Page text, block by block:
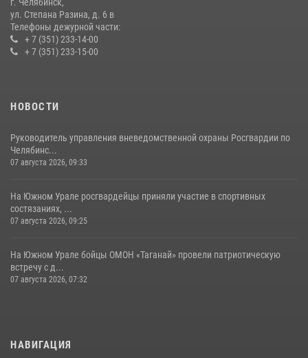
ул. Степана Разина, д. 6 в
Телефоны дежурной части:
+ 7 (351) 233-14-00
+ 7 (351) 233-15-00
НОВОСТИ
Руководитель управления вневедомственной охраны Росгвардии по
Челябинс...
07 августа 2026, 09:33
На Южном Урале росгвардейцы приняли участие в спортивных
состязаниях, ...
07 августа 2026, 09:25
На Южном Урале бойцы ОМОН «Таганай» провели патриотическую
встречу с д...
07 августа 2026, 07:32
НАВИГАЦИЯ